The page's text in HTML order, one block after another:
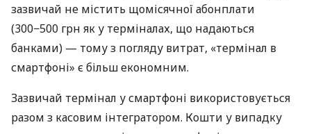
зазвичай не містить щомісячної абонплати
(300−500 грн як у терміналах, що надаються
банками) — тому з погляду витрат, «термінал в
смартфоні» є більш економним.
Зазвичай термінал у смартфоні використовується
разом з касовим інтегратором. Кошти у випадку